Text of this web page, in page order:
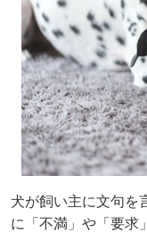
犬が飼い主に文句を
に「不満」や「要求